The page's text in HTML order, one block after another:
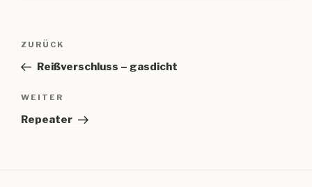
Beitragsnavigation
Vorheriger
Beitrag
ZURÜCK
Reißverschluss – gasdicht
Nächster
Beitrag
WEITER
Repeater